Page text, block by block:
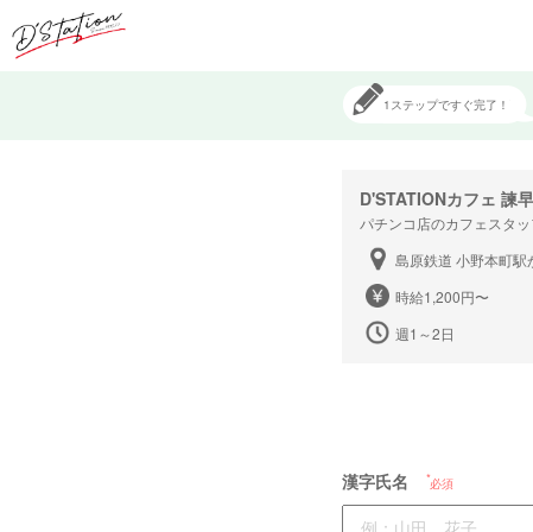
1ステップですぐ完了！
D'STATIONカフェ 諫
パチンコ店のカフェスタ
島原鉄道 小野本町駅
時給1,200円〜
週1～2日
漢字氏名 必須